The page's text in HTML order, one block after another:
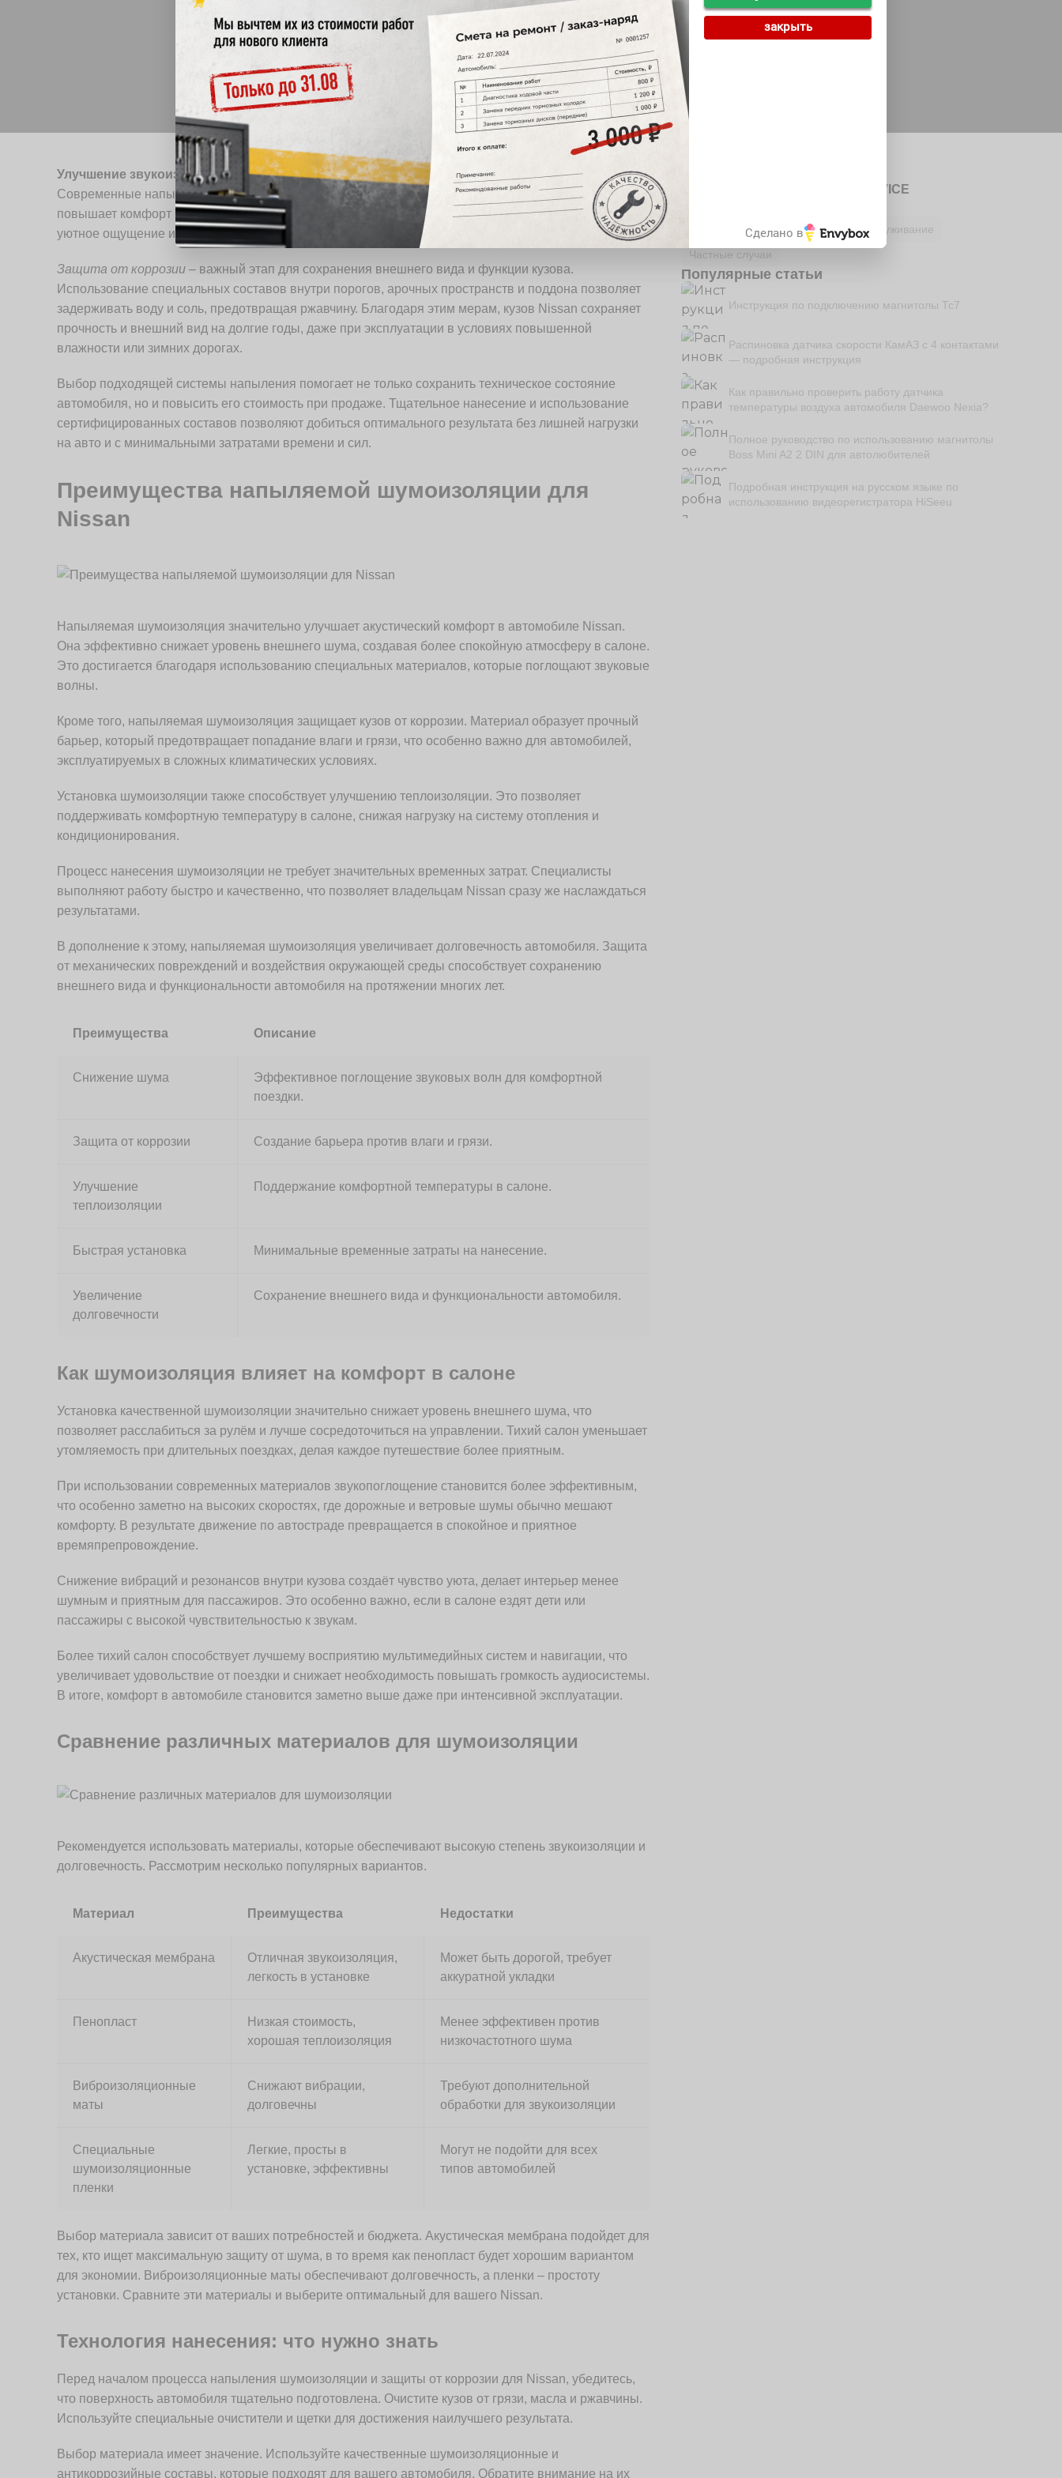
Улучшение звукоизоляции автомобиляначинается с правильного выбора материала.
Современные напыляемые защиты могут снизить уровень шума до 30 дБ, что значительно
повышает комфорт во время езды. Они проникают в малодоступные зоны, усиливая внутреннее
уютное ощущение и уменьшая влияние дорожных шумов.
Защита от коррозии – важный этап для сохранения внешнего вида и функции кузова.
Использование специальных составов внутри порогов, арочных пространств и поддона позволяет
задерживать воду и соль, предотвращая ржавчину. Благодаря этим мерам, кузов Nissan сохраняет
прочность и внешний вид на долгие годы, даже при эксплуатации в условиях повышенной
влажности или зимних дорогах.
Выбор подходящей системы напыления помогает не только сохранить техническое состояние
автомобиля, но и повысить его стоимость при продаже. Тщательное нанесение и использование
сертифицированных составов позволяют добиться оптимального результата без лишней нагрузки
на авто и с минимальными затратами времени и сил.
Преимущества напыляемой шумоизоляции для
Nissan
Напыляемая шумоизоляция значительно улучшает акустический комфорт в автомобиле Nissan.
Она эффективно снижает уровень внешнего шума, создавая более спокойную атмосферу в салоне.
Это достигается благодаря использованию специальных материалов, которые поглощают звуковые
волны.
Кроме того, напыляемая шумоизоляция защищает кузов от коррозии. Материал образует прочный
барьер, который предотвращает попадание влаги и грязи, что особенно важно для автомобилей,
эксплуатируемых в сложных климатических условиях.
Установка шумоизоляции также способствует улучшению теплоизоляции. Это позволяет
поддерживать комфортную температуру в салоне, снижая нагрузку на систему отопления и
кондиционирования.
Процесс нанесения шумоизоляции не требует значительных временных затрат. Специалисты
выполняют работу быстро и качественно, что позволяет владельцам Nissan сразу же наслаждаться
результатами.
В дополнение к этому, напыляемая шумоизоляция увеличивает долговечность автомобиля. Защита
от механических повреждений и воздействия окружающей среды способствует сохранению
внешнего вида и функциональности автомобиля на протяжении многих лет.
Преимущества Описание
Снижение шума
Эффективное поглощение звуковых волн для комфортной
поездки.
Защита от коррозии Создание барьера против влаги и грязи.
Улучшение
теплоизоляции
Поддержание комфортной температуры в салоне.
Быстрая установка Минимальные временные затраты на нанесение.
Увеличение
долговечности
Сохранение внешнего вида и функциональности автомобиля.
Как шумоизоляция влияет на комфорт в салоне
Установка качественной шумоизоляции значительно снижает уровень внешнего шума, что
позволяет расслабиться за рулём и лучше сосредоточиться на управлении. Тихий салон уменьшает
утомляемость при длительных поездках, делая каждое путешествие более приятным.
При использовании современных материалов звукопоглощение становится более эффективным,
что особенно заметно на высоких скоростях, где дорожные и ветровые шумы обычно мешают
комфорту. В результате движение по автостраде превращается в спокойное и приятное
времяпрепровождение.
Снижение вибраций и резонансов внутри кузова создаёт чувство уюта, делает интерьер менее
шумным и приятным для пассажиров. Это особенно важно, если в салоне ездят дети или
пассажиры с высокой чувствительностью к звукам.
Более тихий салон способствует лучшему восприятию мультимедийных систем и навигации, что
увеличивает удовольствие от поездки и снижает необходимость повышать громкость аудиосистемы.
В итоге, комфорт в автомобиле становится заметно выше даже при интенсивной эксплуатации.
Сравнение различных материалов для шумоизоляции
Рекомендуется использовать материалы, которые обеспечивают высокую степень звукоизоляции и
долговечность. Рассмотрим несколько популярных вариантов.
Материал Преимущества Недостатки
Акустическая мембрана
Отличная звукоизоляция,
легкость в установке
Может быть дорогой, требует
аккуратной укладки
Пенопласт
Низкая стоимость,
хорошая теплоизоляция
Менее эффективен против
низкочастотного шума
Виброизоляционные
маты
Снижают вибрации,
долговечны
Требуют дополнительной
обработки для звукоизоляции
Специальные
шумоизоляционные
пленки
Легкие, просты в
установке, эффективны
Могут не подойти для всех
типов автомобилей
Выбор материала зависит от ваших потребностей и бюджета. Акустическая мембрана подойдет для
тех, кто ищет максимальную защиту от шума, в то время как пенопласт будет хорошим вариантом
для экономии. Виброизоляционные маты обеспечивают долговечность, а пленки – простоту
установки. Сравните эти материалы и выберите оптимальный для вашего Nissan.
Технология нанесения: что нужно знать
Перед началом процесса напыления шумоизоляции и защиты от коррозии для Nissan, убедитесь,
что поверхность автомобиля тщательно подготовлена. Очистите кузов от грязи, масла и ржавчины.
Используйте специальные очистители и щетки для достижения наилучшего результата.
Выбор материала имеет значение. Используйте качественные шумоизоляционные и
антикоррозийные составы, которые подходят для вашего автомобиля. Обратите внимание на их
Редакция сайта CAR SERVICE
Полезное водителю
Ремонт и обслуживание
Частные случаи
Популярные статьи
Инструкция по подключению магнитолы Тс7
Распиновка датчика скорости КамАЗ с 4 контактами
— подробная инструкция
Как правильно проверить работу датчика
температуры воздуха автомобиля Daewoo Nexia?
Полное руководство по использованию магнитолы
Boss Mini A2 2 DIN для автолюбителей
Подробная инструкция на русском языке по
использованию видеорегистратора HiSeeu
закрыть
Сделано в